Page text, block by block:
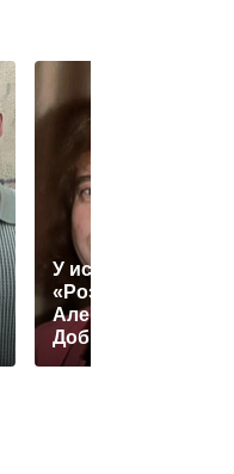
У исполнителя хита
«Розовые розы»
Александра
Добрынина
отказали ноги